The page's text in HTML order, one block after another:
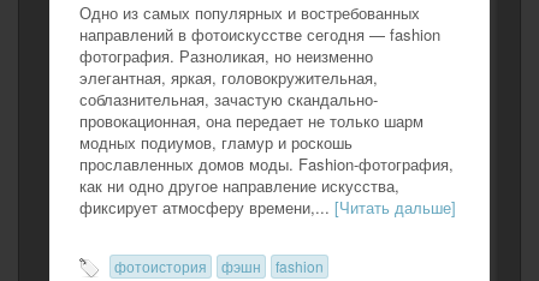
Одно из самых популярных и востребованных
направлений в фотоискусстве сегодня — fashion
фотография. Разноликая, но неизменно
элегантная, яркая, головокружительная,
соблазнительная, зачастую скандально-
провокационная, она передает не только шарм
модных подиумов, гламур и роскошь
прославленных домов моды. Fashion-фотография,
как ни одно другое направление искусства,
фиксирует атмосферу времени,... [Читать дальше]
фотоистория фэшн fashion